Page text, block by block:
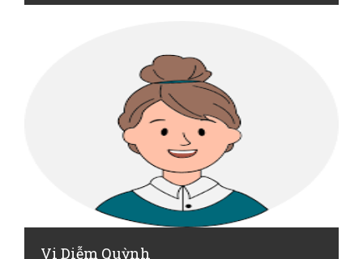
Vi Diễm Quỳnh